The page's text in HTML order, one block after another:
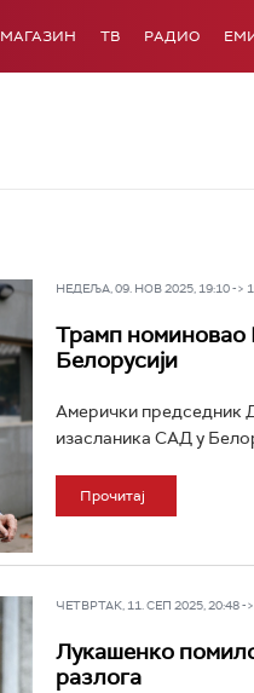
МАГАЗИН ТВ РАДИО
НЕДЕЉА, 09. НОВ 2025, 19:10 ->
Трамп номиновао
Белорусији
Амерички председник
изасланика САД у
Прочитај
ЧЕТВРТАК, 11. СЕП 2025, 20:48 -
Лукашенко
разлога